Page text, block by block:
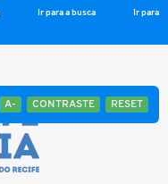
Ir para a busca
Ir para
A- CONTRASTE RESET